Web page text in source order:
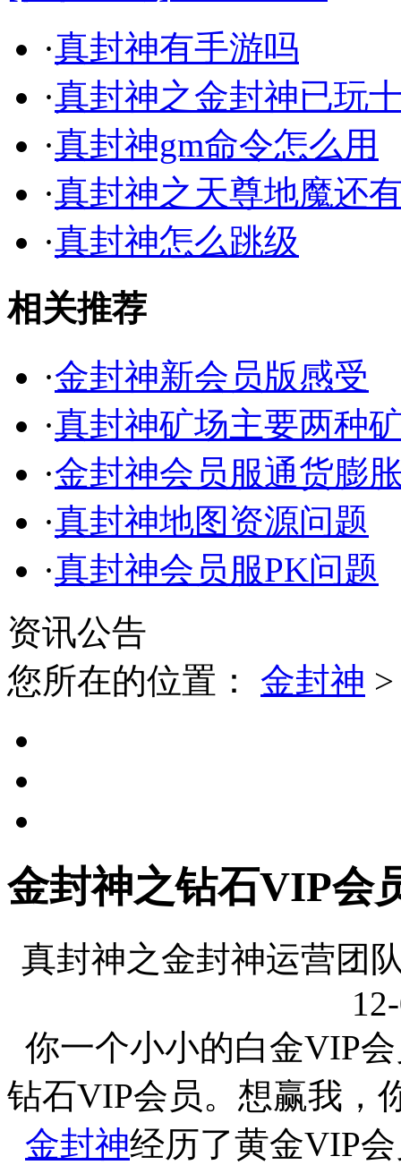
·真封神有手游吗
·真封神之金封神已玩
·真封神gm命令怎么用
·真封神之天尊地魔还
·真封神怎么跳级
相关推荐
·金封神新会员版感受
·真封神矿场主要两种
·金封神会员服通货膨
·真封神地图资源问题
·真封神会员服PK问题
资讯公告
您所在的位置： 金封神
金封神之钻石VIP会
真封神之金封神运营团
你一个小小的白金VIP
钻石VIP会员。想赢我，
金封神经历了黄金VIP